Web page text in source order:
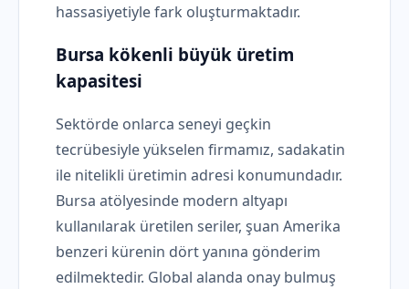
hassasiyetiyle fark oluşturmaktadır.
Bursa kökenli büyük üretim
kapasitesi
Sektörde onlarca seneyi geçkin
tecrübesiyle yükselen firmamız, sadakatin
ile nitelikli üretimin adresi konumundadır.
Bursa atölyesinde modern altyapı
kullanılarak üretilen seriler, şuan Amerika
benzeri kürenin dört yanına gönderim
edilmektedir. Global alanda onay bulmuş